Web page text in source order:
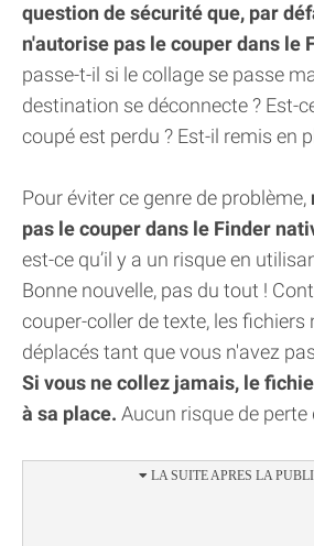
question de sécurité que, par
n'autorise pas le couper dans le
passe-t-il si le collage se passe
destination se déconnecte ? Est-
coupé est perdu ? Est-il remis en
Pour éviter ce genre de problème,
pas le couper dans le Finder
est-ce qu’il y a un risque en
Bonne nouvelle, pas du tout !
couper-coller de texte, les fichiers
déplacés tant que vous n'avez
Si vous ne collez jamais, le
à sa place. Aucun risque de perte